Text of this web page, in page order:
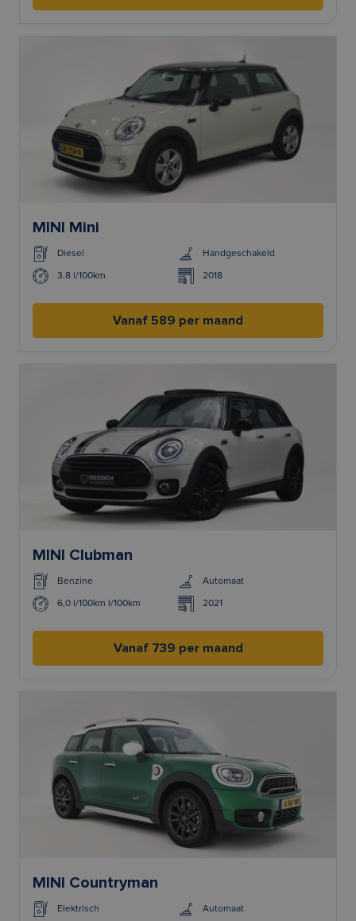
MINI Mini
Diesel Handgeschakeld
3.8 l/100km 2018
Vanaf 589 per maand
MINI Clubman
Benzine Automaat
6,0 l/100km l/100km 2021
Vanaf 739 per maand
MINI Countryman
Elektrisch Automaat